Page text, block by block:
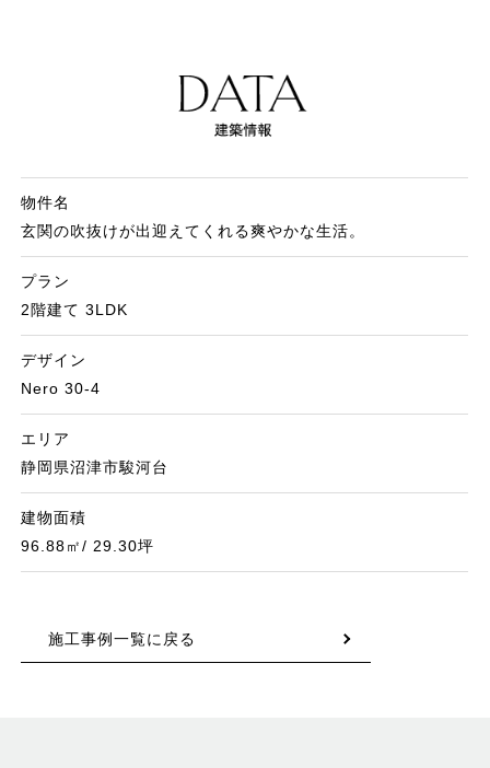
物件名
玄関の吹抜けが出迎えてくれる爽やかな生活。
プラン
2階建て 3LDK
デザイン
Nero 30-4
エリア
静岡県沼津市駿河台
建物面積
96.88㎡/ 29.30坪
施工事例一覧に戻る